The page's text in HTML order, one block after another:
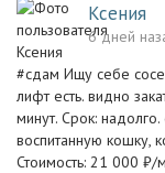
Ксения
6 дней
#сдам Ищу себе
лифт есть. видно
минут. Срок:
воспитанную кошку,
Стоимость: 21 000